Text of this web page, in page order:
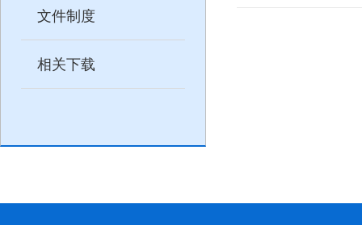
文件制度
相关下载